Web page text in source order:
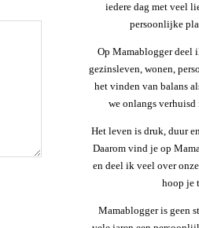
iedere dag met veel
persoonlijke
Op Mamablogger deel
gezinsleven, wonen,
het vinden van balans
we onlangs verhuisd
Het leven is druk, duur
Daarom vind je op
en deel ik veel over
hoop je
Mamablogger is geen